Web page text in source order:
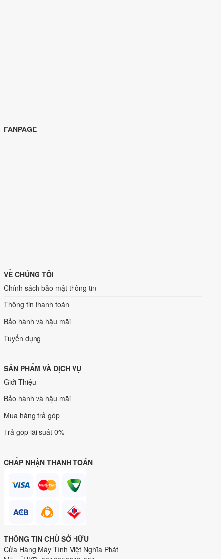
FANPAGE
VỀ CHÚNG TÔI
Chính sách bảo mật thông tin
Thông tin thanh toán
Bảo hành và hậu mãi
Tuyển dụng
SẢN PHẨM VÀ DỊCH VỤ
Giới Thiệu
Bảo hành và hậu mãi
Mua hàng trả góp
Trả góp lãi suất 0%
CHẤP NHẬN THANH TOÁN
THÔNG TIN CHỦ SỞ HỮU
Cửa Hàng Máy Tính Việt Nghĩa Phát